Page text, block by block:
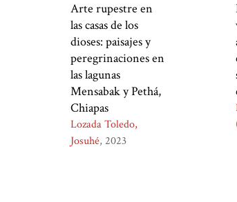
Arte rupestre en
las casas de los
dioses: paisajes y
peregrinaciones en
las lagunas
Mensabak y Pethá,
Chiapas
Lozada Toledo,
Josuhé 2023